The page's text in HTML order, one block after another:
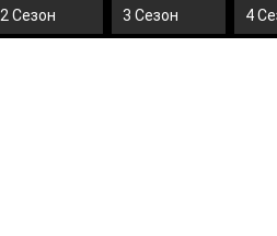
2 Сезон 3 Сезон 4